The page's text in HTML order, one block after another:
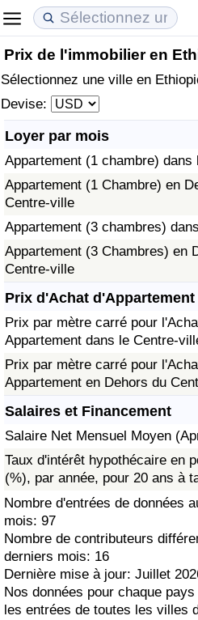
Prix de l'immobilier en
Sélectionnez une ville en
Devise:
Loyer par mois
Appartement (1 chambre) dans
Appartement (1 Chambre) en
Centre-ville
Appartement (3 chambres)
Appartement (3 Chambres) en
Centre-ville
Prix d'Achat d'Appartement
Prix par mètre carré pour
Appartement dans le Centre-
Prix par mètre carré pour
Appartement en Dehors du
Salaires et Financement
Salaire Net Mensuel Moyen
Taux d'intérêt hypothécaire en
(%), par année, pour 20 ans à
Nombre d'entrées de données
mois: 97
Nombre de contributeurs
derniers mois: 16
Dernière mise à jour: Juillet
Nos données pour chaque
les entrées de toutes les villes
Coût de la vie
Indice du Coût de la Vie
Indice du Coût de la Vie
Indice du coût de la vie par
à Akaba
Prix de l'immobilier
Indice des Prix de l'immobilier
Indice des Prix de l'immobilier
Indice des Prix de l'immobilier
Qualité de Vie
Indice de Qualité de Vie
Indice de Qualité de Vie
Indice de qualité de vie par
Criminalité
Indice de Criminalité (Actuel)
Indice de Criminalité
Indice de criminalité par pays
Soins de santé
Indice des soins de santé
Indice des soins de santé
Indice des soins de santé par
Pollution
Indice de Pollution (Actuel)